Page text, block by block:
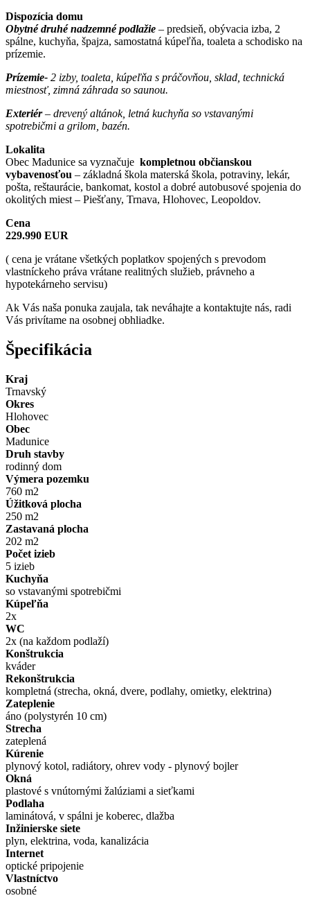
Dispozícia domu
Obytné druhé nadzemné podlažie – predsieň, obývacia izba, 2
spálne, kuchyňa, špajza, samostatná kúpeľňa, toaleta a schodisko na
prízemie.
Prízemie- 2 izby, toaleta, kúpeľňa s práčovňou, sklad, technická
miestnosť, zimná záhrada so saunou.
Exteriér– drevený altánok, letná kuchyňa so vstavanými
spotrebičmi a grilom, bazén.
Lokalita
Obec Madunice sa vyznačuje kompletnou občianskou
vybavenosťou – základná škola materská škola, potraviny, lekár,
pošta, reštaurácie, bankomat, kostol a dobré autobusové spojenia do
okolitých miest – Piešťany, Trnava, Hlohovec, Leopoldov.
Cena
229.990 EUR
( cena je vrátane všetkých poplatkov spojených s prevodom
vlastníckeho práva vrátane realitných služieb, právneho a
hypotekárneho servisu)
Ak Vás naša ponuka zaujala, tak neváhajte a kontaktujte nás, radi
Vás privítame na osobnej obhliadke.
Špecifikácia
Kraj
Trnavský
Okres
Hlohovec
Obec
Madunice
Druh stavby
rodinný dom
Výmera pozemku
760 m2
Úžitková plocha
250 m2
Zastavaná plocha
202 m2
Počet izieb
5 izieb
Kuchyňa
so vstavanými spotrebičmi
Kúpeľňa
2x
WC
2x (na každom podlaží)
Konštrukcia
kváder
Rekonštrukcia
kompletná (strecha, okná, dvere, podlahy, omietky, elektrina)
Zateplenie
áno (polystyrén 10 cm)
Strecha
zateplená
Kúrenie
plynový kotol, radiátory, ohrev vody - plynový bojler
Okná
plastové s vnútornými žalúziami a sieťkami
Podlaha
laminátová, v spálni je koberec, dlažba
Inžinierske siete
plyn, elektrina, voda, kanalizácia
Internet
optické pripojenie
Vlastníctvo
osobné